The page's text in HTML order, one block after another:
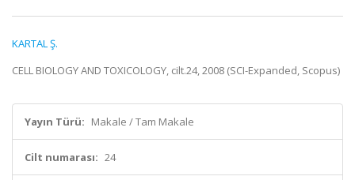
KARTAL Ş.
CELL BIOLOGY AND TOXICOLOGY, cilt.24, 2008 (SCI-Expanded, Scopus)
Yayın Türü: Makale / Tam Makale
Cilt numarası: 24